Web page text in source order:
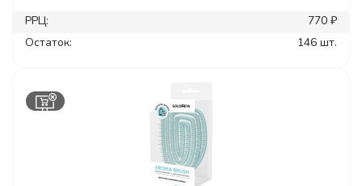
РРЦ:
770 ₽
Остаток:
146 шт.